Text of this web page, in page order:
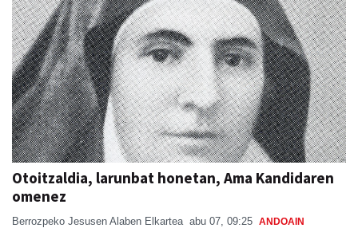
Otoitzaldia, larunbat honetan, Ama Kandidaren
omenez
Berrozpeko Jesusen Alaben Elkartea abu 07, 09:25 ANDOAIN